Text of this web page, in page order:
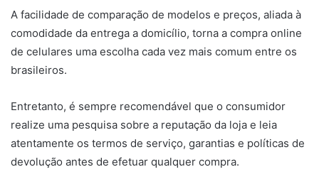
A facilidade de comparação de modelos e preços, aliada à
comodidade da entrega a domicílio, torna a compra online
de celulares uma escolha cada vez mais comum entre os
brasileiros.
Entretanto, é sempre recomendável que o consumidor
realize uma pesquisa sobre a reputação da loja e leia
atentamente os termos de serviço, garantias e políticas de
devolução antes de efetuar qualquer compra.